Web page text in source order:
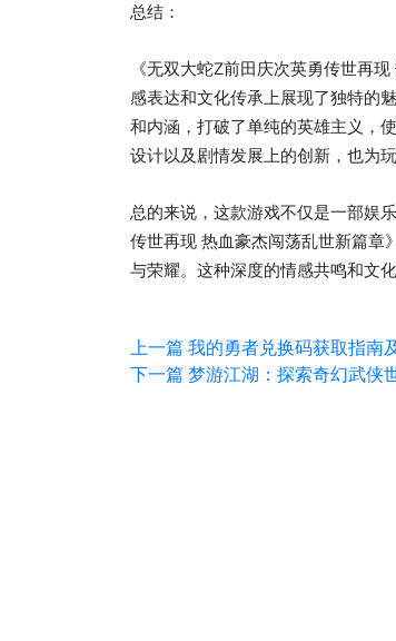
总结：
《无双大蛇Z前田庆次英勇传世再
感表达和文化传承上展现了独特的
和内涵，打破了单纯的英雄主义，
设计以及剧情发展上的创新，也为
总的来说，这款游戏不仅是一部娱
传世再现 热血豪杰闯荡乱世新篇章
与荣耀。这种深度的情感共鸣和文
上一篇 我的勇者兑换码获取指南
下一篇 梦游江湖：探索奇幻武侠